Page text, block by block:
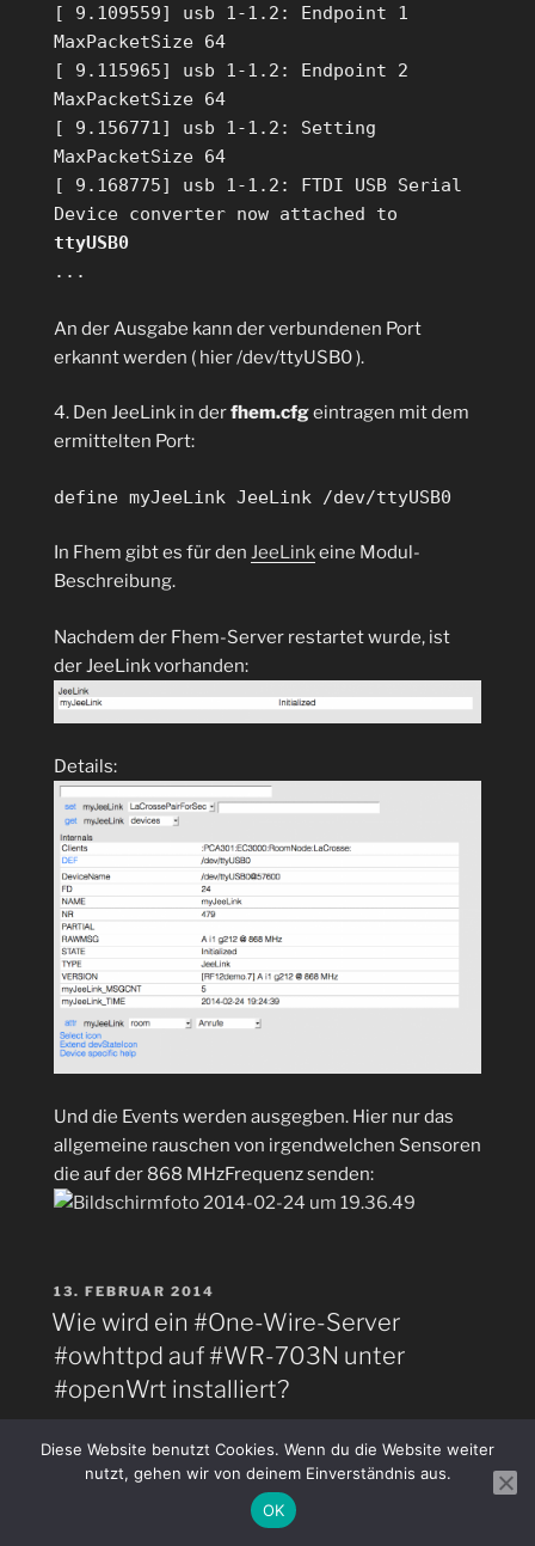
[ 9.109559] usb 1-1.2: Endpoint 1
MaxPacketSize 64
[ 9.115965] usb 1-1.2: Endpoint 2
MaxPacketSize 64
[ 9.156771] usb 1-1.2: Setting
MaxPacketSize 64
[ 9.168775] usb 1-1.2: FTDI USB Serial
Device converter now attached to
ttyUSB0
...
An der Ausgabe kann der verbundenen Port
erkannt werden ( hier /dev/ttyUSB0 ).
4. Den JeeLink in derfhem.cfgeintragen mit dem
ermittelten Port:
define myJeeLink JeeLink /dev/ttyUSB0
In Fhem gibt es für den JeeLinkeine Modul-
Beschreibung.
Nachdem der Fhem-Server restartet wurde, ist
der JeeLink vorhanden:
Details:
Und die Events werden ausgegben. Hier nur das
allgemeine rauschen von irgendwelchen Sensoren
die auf der 868 MHzFrequenz senden:
VERÖFFENTLICHT
AM
13. FEBRUAR 2014
Wie wird ein #One-Wire-Server
#owhttpd auf #WR-703N unter
#openWrt installiert?
Die Installation wieinbeschrieben ist
Voraussetzung. Der Server wird mit dann wie folgt
Diese Website benutzt Cookies. Wenn du die Website weiter
nutzt, gehen wir von deinem Einverständnis aus.
OK